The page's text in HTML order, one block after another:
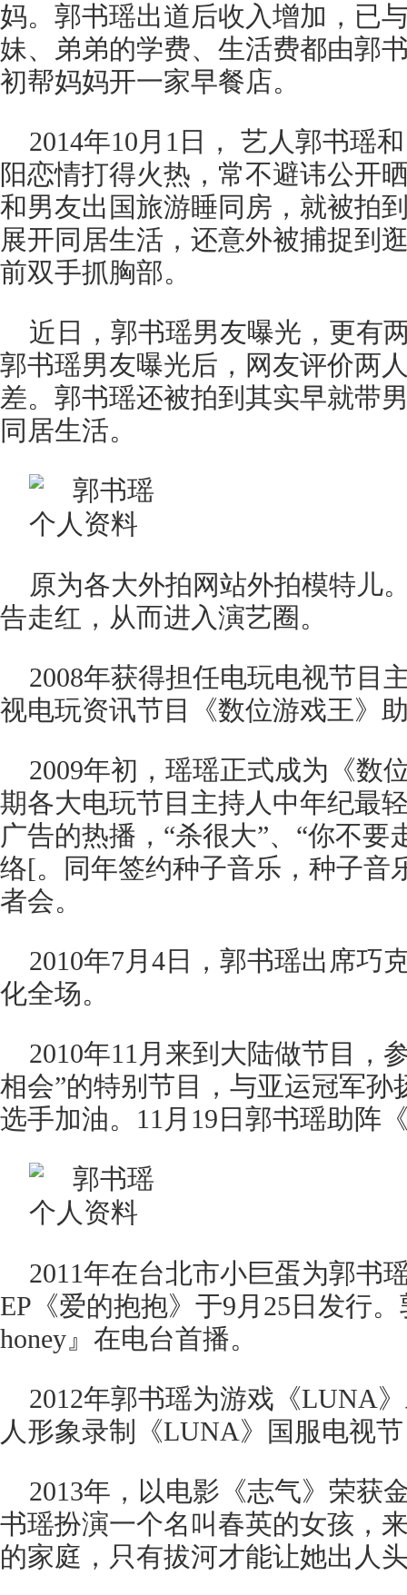
妈。郭书瑶出道后收入增加，已
妹、弟弟的学费、生活费都由郭
初帮妈妈开一家早餐店。
2014年10月1日， 艺人郭书瑶
阳恋情打得火热，常不避讳公开
和男友出国旅游睡同房，就被拍
展开同居生活，还意外被捕捉到
前双手抓胸部。
近日，郭书瑶男友曝光，更有
郭书瑶男友曝光后，网友评价两
差。郭书瑶还被拍到其实早就带
同居生活。
原为各大外拍网站外拍模特儿
告走红，从而进入演艺圈。
2008年获得担任电玩电视节目
视电玩资讯节目《数位游戏王》
2009年初，瑶瑶正式成为《数
期各大电玩节目主持人中年纪最
广告的热播，“杀很大”、“你不要
络[。同年签约种子音乐，种子音
者会。
2010年7月4日，郭书瑶出席巧
化全场。
2010年11月来到大陆做节目，
相会”的特别节目，与亚运冠军孙
选手加油。11月19日郭书瑶助阵
2011年在台北市小巨蛋为郭书
EP《爱的抱抱》于9月25日发行
honey』在电台首播。
2012年郭书瑶为游戏《LUNA
人形象录制《LUNA》国服电视
2013年，以电影《志气》荣获
书瑶扮演一个名叫春英的女孩，
的家庭，只有拔河才能让她出人